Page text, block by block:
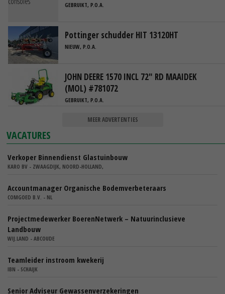
GEBRUIKT, P.O.A.
Pottinger schudder HIT 13120HT
NIEUW, P.O.A.
JOHN DEERE 1570 INCL 72" RD MAAIDEK
(MOL) #781072
GEBRUIKT, P.O.A.
MEER ADVERTENTIES
VACATURES
Verkoper Binnendienst Glastuinbouw
KARO BV - ZWAAGDIJK, NOORD-HOLLAND,
Accountmanager Organische Bodemverbeteraars
COMGOED B.V. - NL
Projectmedewerker BoerenNetwerk – Natuurinclusieve
Landbouw
WIJ.LAND - ABCOUDE
Teamleider instroom kwekerij
IBN - SCHAIJK
Senior Adviseur Gewassenverzekeringen